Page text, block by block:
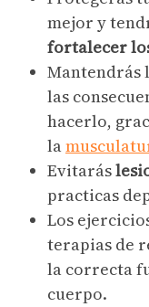
mejor y
fortalecer
Mantendrás
las
hacerlo,
la
Evitarás
practicas
Los
terapias de
la correcta
cuerpo.